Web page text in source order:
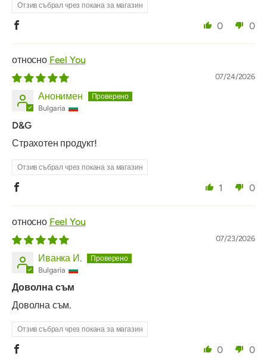
Отзив събрал чрез покана за магазин
0 0
Feel You
07/24/2026
Анонимен
Bulgaria
D&G
Страхотен продукт!
Отзив събрал чрез покана за магазин
1 0
Feel You
07/23/2026
Иванка И.
Bulgaria
Доволна съм
Доволна съм.
Отзив събрал чрез покана за магазин
0 0